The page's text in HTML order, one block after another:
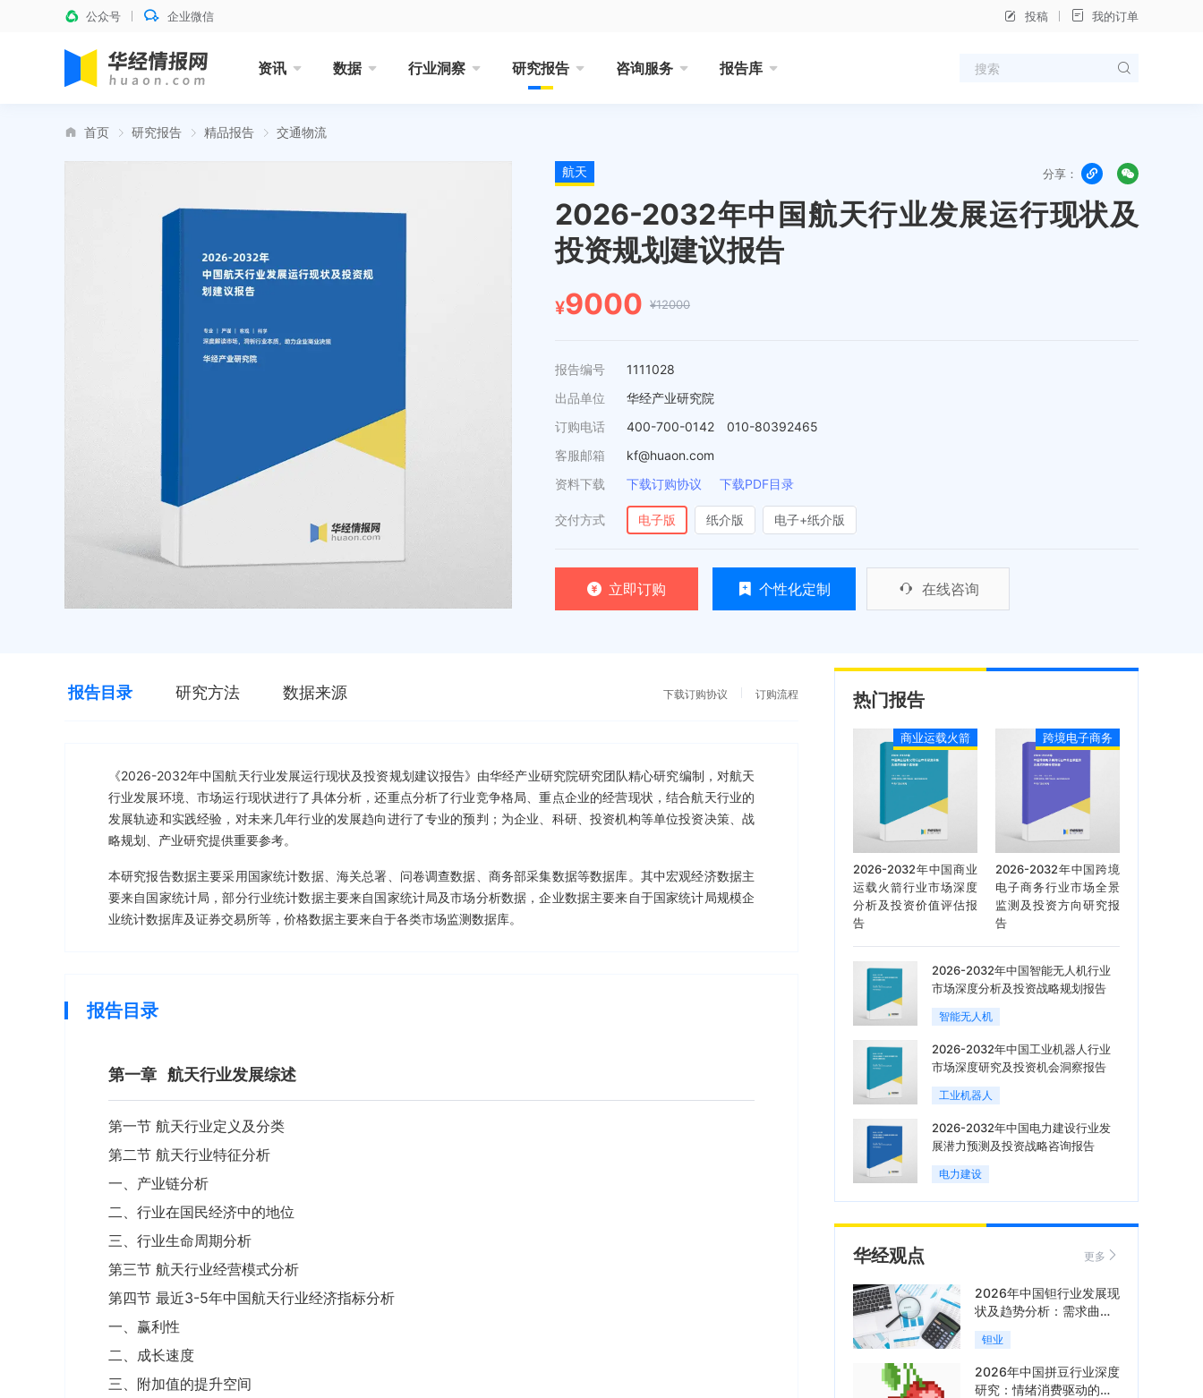
公众号 企业微信 投稿 我的订单
资讯 数据 行业洞察 研究报告 咨询服务 报告库
首页 研究报告 精品报告 交通物流
航天 分享：
2026-2032年中国航天行业发展运行现状及
投资规划建议报告
¥9000 ¥12000
报告编号
1111028
出品单位
华经产业研究院
订购电话
400-700-0142 010-80392465
客服邮箱
kf@huaon.com
资料下载
下载订购协议 下载PDF目录
交付方式 电子版 纸介版 电子+纸介版
立即订购 个性化定制 在线咨询
报告目录 研究方法 数据来源 下载订购协议 订购流程
《2026-2032年中国航天行业发展运行现状及投资规划建议报告》由华经产业研究院研究团队精心研究编制，对航天
行业发展环境、市场运行现状进行了具体分析，还重点分析了行业竞争格局、重点企业的经营现状，结合航天行业的
发展轨迹和实践经验，对未来几年行业的发展趋向进行了专业的预判；为企业、科研、投资机构等单位投资决策、战
略规划、产业研究提供重要参考。
本研究报告数据主要采用国家统计数据、海关总署、问卷调查数据、商务部采集数据等数据库。其中宏观经济数据主
要来自国家统计局，部分行业统计数据主要来自国家统计局及市场分析数据，企业数据主要来自于国家统计局规模企
业统计数据库及证券交易所等，价格数据主要来自于各类市场监测数据库。
报告目录
第一章 航天行业发展综述
第一节 航天行业定义及分类
第二节 航天行业特征分析
一、产业链分析
二、行业在国民经济中的地位
三、行业生命周期分析
第三节 航天行业经营模式分析
第四节 最近3-5年中国航天行业经济指标分析
一、赢利性
二、成长速度
三、附加值的提升空间
热门报告
商业运载火箭
2026-2032年中国商业
运载火箭行业市场深度
分析及投资价值评估报
告
跨境电子商务
2026-2032年中国跨境
电子商务行业市场全景
监测及投资方向研究报
告
2026-2032年中国智能无人机行业
市场深度分析及投资战略规划报告
智能无人机
2026-2032年中国工业机器人行业
市场深度研究及投资机会洞察报告
工业机器人
2026-2032年中国电力建设行业发
展潜力预测及投资战略咨询报告
电力建设
华经观点 更多
2026年中国钽行业发展现
状及趋势分析：需求曲线
陡峭与供给曲线平缓的博
弈加剧「图」
钽业
2026年中国拼豆行业深度
研究：情绪消费驱动的新